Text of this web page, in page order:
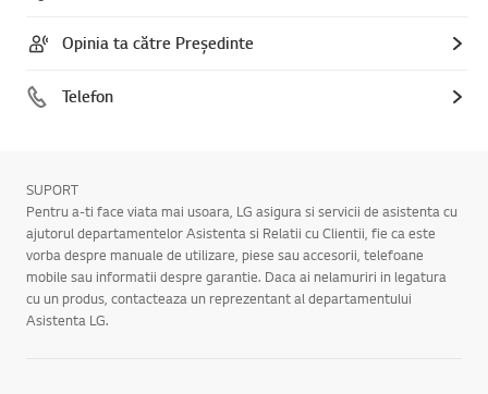
Opinia ta către Președinte
Telefon
SUPORT
Pentru a-ti face viata mai usoara, LG asigura si servicii de asistenta cu
ajutorul departamentelor Asistenta si Relatii cu Clientii, fie ca este
vorba despre manuale de utilizare, piese sau accesorii, telefoane
mobile sau informatii despre garantie. Daca ai nelamuriri in legatura
cu un produs, contacteaza un reprezentant al departamentului
Asistenta LG.